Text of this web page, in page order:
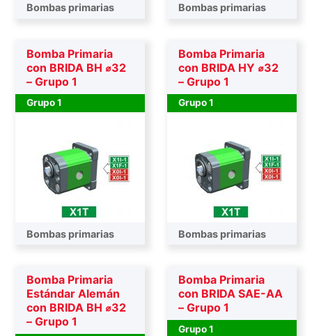
Bombas primarias Bombas primarias
Bomba Primaria
con BRIDA BH ⌀32
– Grupo 1
Grupo 1
Bombas primarias
Bomba Primaria
con BRIDA HY ⌀32
– Grupo 1
Grupo 1
Bombas primarias
Bomba Primaria
Estándar Alemán
con BRIDA BH ⌀32
– Grupo 1
Bomba Primaria
con BRIDA SAE-AA
– Grupo 1
Grupo 1